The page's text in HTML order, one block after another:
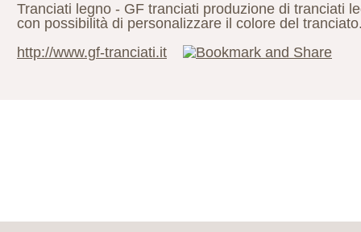
Tranciati legno - GF tranciati produzione di tranciati
con possibilità di personalizzare il colore del
http://www.gf-tranciati.it